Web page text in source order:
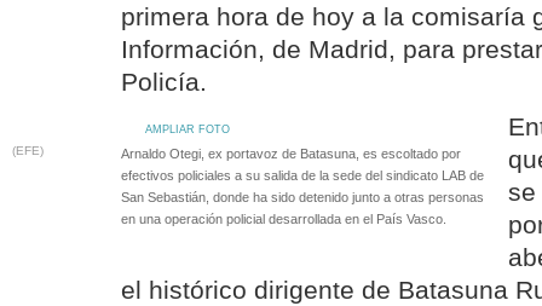
primera hora de hoy a la comisaría
Información, de Madrid, para
Policía.
AMPLIAR FOTO
(EFE)
Arnaldo Otegi, ex portavoz de Batasuna, es escoltado por
efectivos policiales a su salida de la sede del sindicato LAB de
San Sebastián, donde ha sido detenido junto a otras personas
en una operación policial desarrollada en el País Vasco.
se
el histórico dirigente de Batasuna